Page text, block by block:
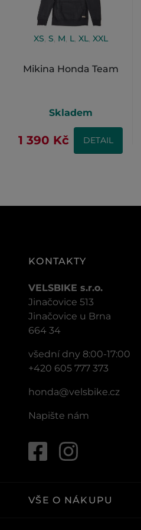
XS, S, M, L, XL, XXL
Mikina Honda Team
Skladem
1 390 Kč DETAIL
KONTAKTY
VELSBIKE s.r.o.
Jinačovice 513
Jinačovice u Brna
664 34
všední dny 8:00-17:00
+420 605 777 373
honda@velsbike.cz
Napište nám
VŠE O NÁKUPU